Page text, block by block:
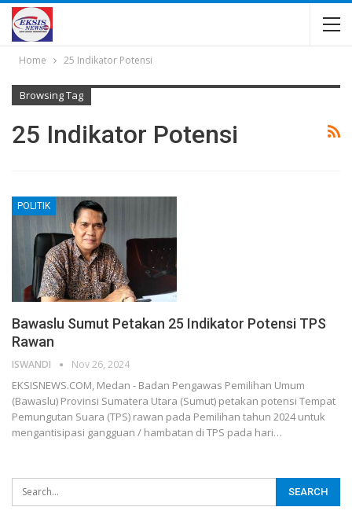
Home 25 Indikator Potensi
Browsing Tag
25 Indikator Potensi
POLITIK
Bawaslu Sumut Petakan 25 Indikator Potensi TPS
Rawan
ISWANDI Nov 26, 2024
EKSISNEWS.COM, Medan - Badan Pengawas Pemilihan Umum
(Bawaslu) Provinsi Sumatera Utara (Sumut) petakan potensi Tempat
Pemungutan Suara (TPS) rawan pada Pemilihan tahun 2024 untuk
mengantisipasi gangguan / hambatan di TPS pada hari…